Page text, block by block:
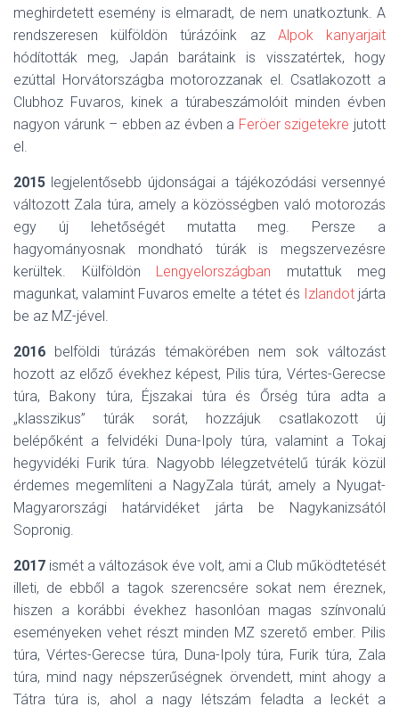
meghirdetett esemény is elmaradt, de nem unatkoztunk. A
rendszeresen külföldön túrázóink az Alpok kanyarjait
hódították meg, Japán barátaink is visszatértek, hogy
ezúttal Horvátországba motorozzanak el. Csatlakozott a
Clubhoz Fuvaros, kinek a túrabeszámolóit minden évben
nagyon várunk – ebben az évben a Feröer szigetekre jutott
el.
2015 legjelentősebb újdonságai a tájékozódási versennyé
változott Zala túra, amely a közösségben való motorozás
egy új lehetőségét mutatta meg. Persze a
hagyományosnak mondható túrák is megszervezésre
kerültek. Külföldön Lengyelországban mutattuk meg
magunkat, valamint Fuvaros emelte a tétet és Izlandotjárta
be az MZ-jével.
2016 belföldi túrázás témakörében nem sok változást
hozott az előző évekhez képest, Pilis túra, Vértes-Gerecse
túra, Bakony túra, Éjszakai túra és Őrség túra adta a
„klasszikus” túrák sorát, hozzájuk csatlakozott új
belépőként a felvidéki Duna-Ipoly túra, valamint a Tokaj
hegyvidéki Furik túra. Nagyobb lélegzetvételű túrák közül
érdemes megemlíteni a NagyZala túrát, amely a Nyugat-
Magyarországi határvidéket járta be Nagykanizsától
Sopronig.
2017 ismét a változások éve volt, ami a Club működtetését
illeti, de ebből a tagok szerencsére sokat nem éreznek,
hiszen a korábbi évekhez hasonlóan magas színvonalú
eseményeken vehet részt minden MZ szerető ember. Pilis
túra, Vértes-Gerecse túra, Duna-Ipoly túra, Furik túra, Zala
túra, mind nagy népszerűségnek örvendett, mint ahogy a
Tátra túra is, ahol a nagy létszám feladta a leckét a